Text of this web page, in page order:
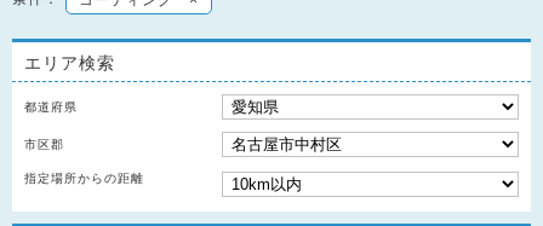
エリア検索
都道府県
市区郡
指定場所からの距離